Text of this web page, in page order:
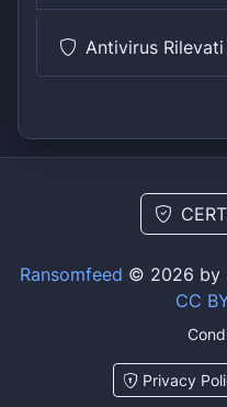
Antivirus Rilevati
Ransomfeed © 2026 by
CC
Privacy